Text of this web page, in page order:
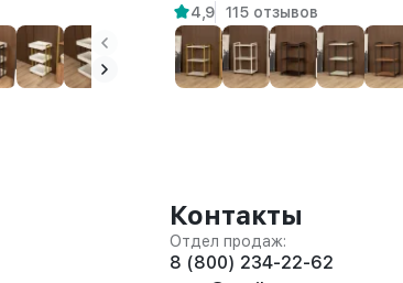
Амур белый/амаретто
4,9 115 отзывов
Контакты
Отдел продаж:
8 (800) 234-22-62